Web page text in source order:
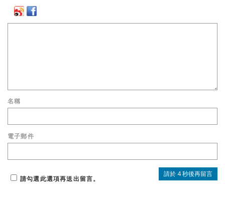
名稱
電子郵件
請勾選此選項再送出留言。